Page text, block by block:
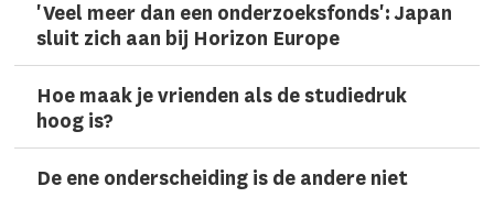
'Veel meer dan een onderzoeks­fonds': Japan
sluit zich aan bij Horizon Europe
Hoe maak je vrienden als de studiedruk
hoog is?
De ene onderscheiding is de andere niet